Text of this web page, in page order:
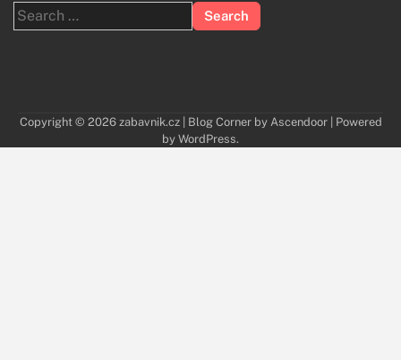
Search
for:
Copyright © 2026 zabavnik.cz| Blog Corner by Ascendoor| Powered
by WordPress.